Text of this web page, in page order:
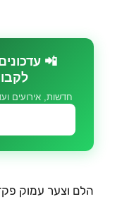
📲
חדשות, אירועים
הלם וצער עמוק